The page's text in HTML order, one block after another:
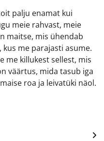
palju enamat kui
meie rahvast, meie
maitse, mis ühendab
me parajasti asume.
me killukest sellest, mis
väärtus, mida tasub iga
roa ja leivatüki näol.